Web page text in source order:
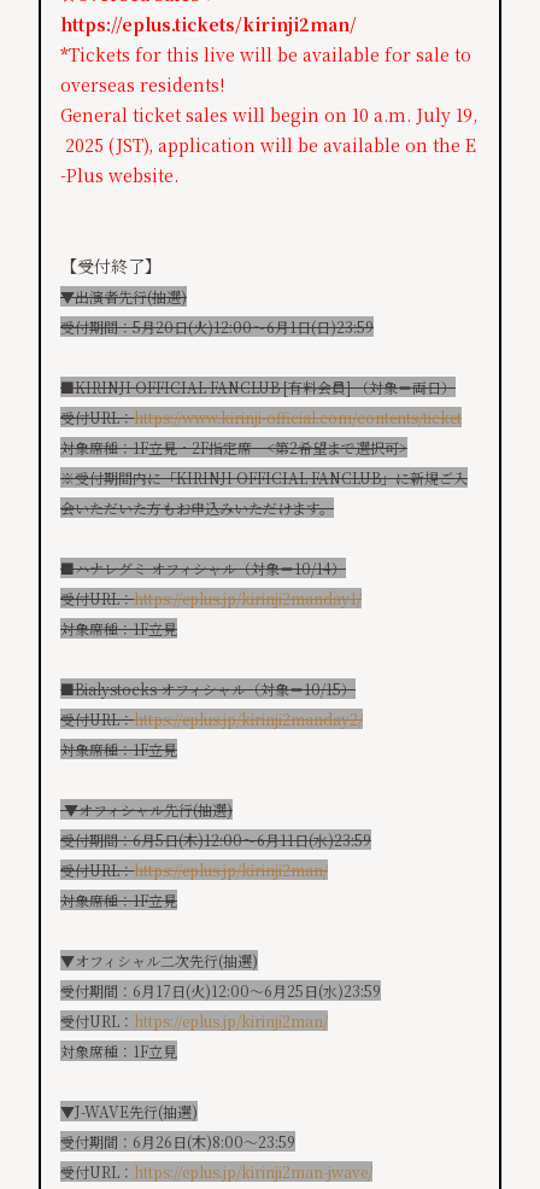
https://eplus.tickets/kirinji2man/
*Tickets for this live will be available for sale to
overseas residents!
General ticket sales will begin on 10 a.m. July 19,
2025 (JST), application will be available on the E
-Plus website.
【受付終了】
▼出演者先行(抽選)
受付期間：5月20日(火)12:00～6月1日(日)23:59
■KIRINJI OFFICIAL FANCLUB [有料会員] （対象＝両日）
受付URL：https://www.kirinji-official.com/contents/ticket
対象席種：1F立見・2F指定席 <第2希望まで選択可>
※受付期間内に「KIRINJI OFFICIAL FANCLUB」に新規ご入
会いただいた方もお申込みいただけます。
■ハナレグミ オフィシャル（対象＝10/14）
受付URL：https://eplus.jp/kirinji2manday1/
対象席種：1F立見
■Bialystocks オフィシャル（対象＝10/15）
受付URL：https://eplus.jp/kirinji2manday2/
対象席種：1F立見
▼オフィシャル先行(抽選)
​受付期間：6月5日(木)12:00～6月11日(水)23:59
受付URL：https://eplus.jp/kirinji2man/
対象席種：1F立見
▼オフィシャル二次先行(抽選)
受付期間：6月17日(火)12:00～6月25日(水)23:59
受付URL： https://eplus.jp/kirinji2man/
対象席種：1F立見
▼J-WAVE先行(抽選)
受付期間：6月26日(木)8:00〜23:59
受付URL： https://eplus.jp/kirinji2man-jwave/